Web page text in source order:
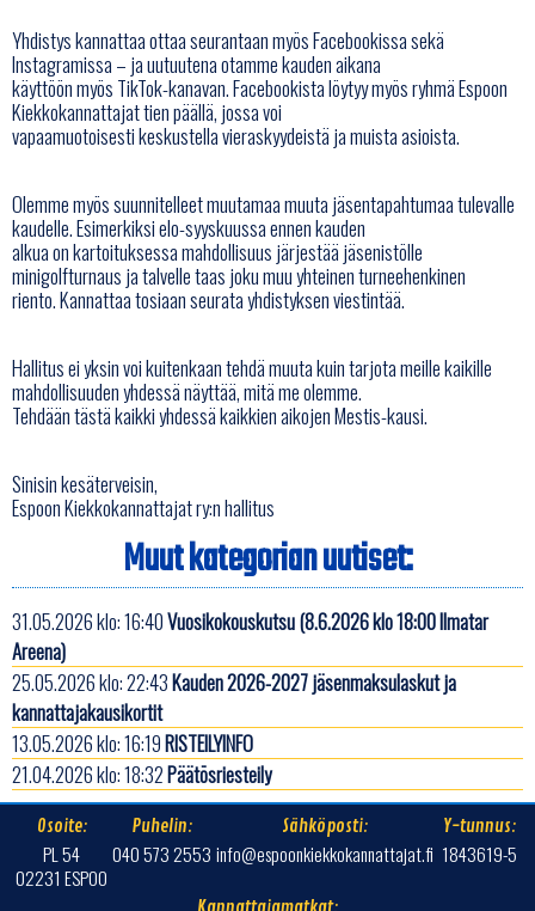
Yhdistys kannattaa ottaa seurantaan myös Facebookissa sekä
Instagramissa – ja uutuutena otamme kauden aikana
käyttöön myös TikTok-kanavan. Facebookista löytyy myös ryhmä Espoon
Kiekkokannattajat tien päällä, jossa voi
vapaamuotoisesti keskustella vieraskyydeistä ja muista asioista.
Olemme myös suunnitelleet muutamaa muuta jäsentapahtumaa tulevalle
kaudelle. Esimerkiksi elo-syyskuussa ennen kauden
alkua on kartoituksessa mahdollisuus järjestää jäsenistölle
minigolfturnaus ja talvelle taas joku muu yhteinen turneehenkinen
riento. Kannattaa tosiaan seurata yhdistyksen viestintää.
Hallitus ei yksin voi kuitenkaan tehdä muuta kuin tarjota meille kaikille
mahdollisuuden yhdessä näyttää, mitä me olemme.
Tehdään tästä kaikki yhdessä kaikkien aikojen Mestis-kausi.
Sinisin kesäterveisin,
Espoon Kiekkokannattajat ry:n hallitus
Muut kategorian uutiset:
31.05.2026 klo: 16:40Vuosikokouskutsu (8.6.2026 klo 18:00 Ilmatar
Areena)
25.05.2026 klo: 22:43Kauden 2026-2027 jäsenmaksulaskut ja
kannattajakausikortit
13.05.2026 klo: 16:19RISTEILYINFO
21.04.2026 klo: 18:32Päätösriesteily
Osoite:
PL 54
02231 ESPOO
Puhelin:
040 573 2553
Sähköposti:
info@espoonkiekkokannattajat.fi
Y-tunnus:
1843619-5